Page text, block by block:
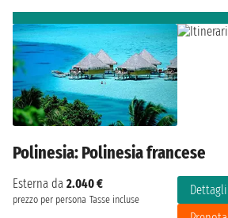
Polinesia: Polinesia francese
Esterna da 2.040 €
prezzo per persona Tasse incluse
Dettagli